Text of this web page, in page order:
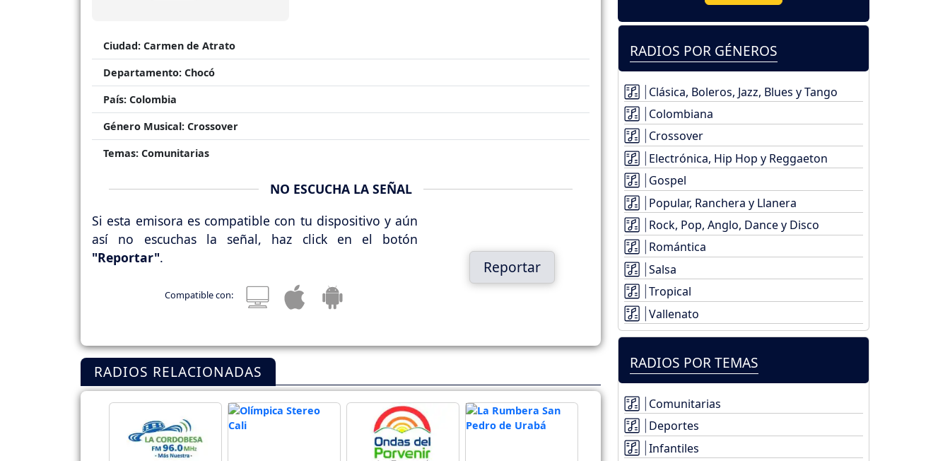
Ciudad: Carmen de Atrato
Departamento: Chocó
País: Colombia
Género Musical: Crossover
Temas: Comunitarias
NO ESCUCHA LA SEÑAL
Si esta emisora es compatible con tu dispositivo y aún
así no escuchas la señal, haz click en el botón
"Reportar".
Compatible con:
Reportar
RADIOS RELACIONADAS
RADIOS POR GÉNEROS
Clásica, Boleros, Jazz, Blues y Tango
Colombiana
Crossover
Electrónica, Hip Hop y Reggaeton
Gospel
Popular, Ranchera y Llanera
Rock, Pop, Anglo, Dance y Disco
Romántica
Salsa
Tropical
Vallenato
RADIOS POR TEMAS
Comunitarias
Deportes
Infantiles